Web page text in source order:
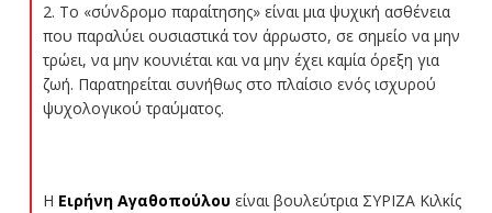
2. Το «σύνδρομο παραίτησης» είναι μια ψυχική ασθένεια
που παραλύει ουσιαστικά τον άρρωστο, σε σημείο να μην
τρώει, να μην κουνιέται και να μην έχει καμία όρεξη για
ζωή. Παρατηρείται συνήθως στο πλαίσιο ενός ισχυρού
ψυχολογικού τραύματος.
Η Ειρήνη Αγαθοπούλου είναι βουλεύτρια ΣΥΡΙΖΑ Κιλκίς